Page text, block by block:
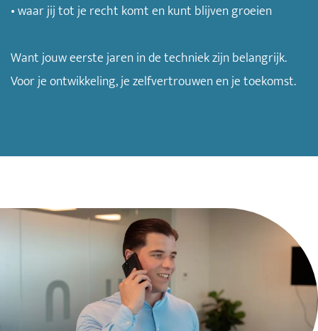
• waar jij tot je recht komt en kunt blijven groeien
Want jouw eerste jaren in de techniek zijn belangrijk.
Voor je ontwikkeling, je zelfvertrouwen en je toekomst.